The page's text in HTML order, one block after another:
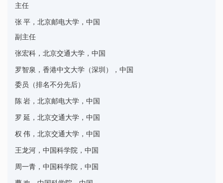
主任
张 平，北京邮电大学 ，中国
副主任
张宏科，北京交通大学 ，中国
罗智泉，香港中文大学（深圳） ，中国
委员（排名不分先后）
陈 岩，北京邮电大学 ，中国
罗 延，北京交通大学 ，中国
权 伟，北京交通大学 ，中国
王龙河，中国科学院 ，中国
周一青，中国科学院 ，中国